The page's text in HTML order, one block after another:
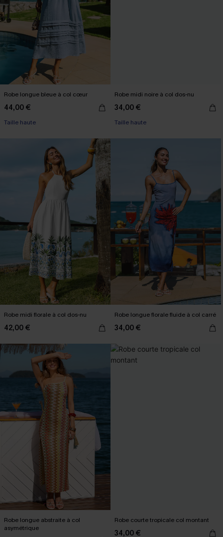
Robe longue bleue à col cœur
44,00 €
Taille haute
Robe midi noire à col dos-nu
34,00 €
Taille haute
Robe midi florale à col dos-nu
42,00 €
Robe longue florale fluide à col carré
34,00 €
Robe longue abstraite à col
asymétrique
Robe courte tropicale col montant
34,00 €